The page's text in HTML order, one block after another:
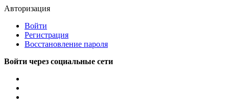
Авторизация
Войти
Регистрация
Восстановление пароля
Войти через социальные сети